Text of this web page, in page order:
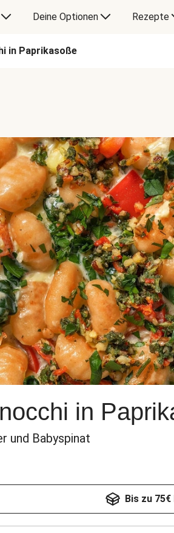
Deine Optionen Rezepte
in Paprikasoße
in
und Babyspinat
Bis zu